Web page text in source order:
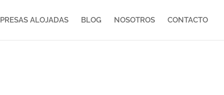
ALOJADAS BLOG NOSOTROS CONTACTO